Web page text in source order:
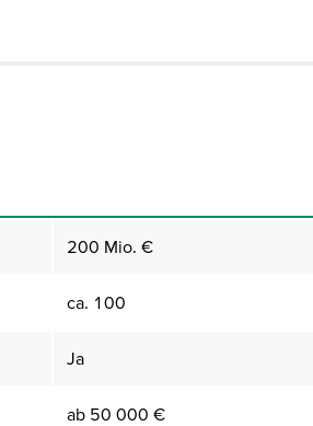
200 Mio. €
ca. 100
Ja
ab 50 000 €